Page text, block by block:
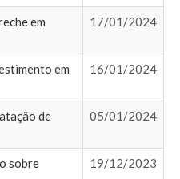
em
17/01/2024
em
16/01/2024
de
05/01/2024
sobre
19/12/2023